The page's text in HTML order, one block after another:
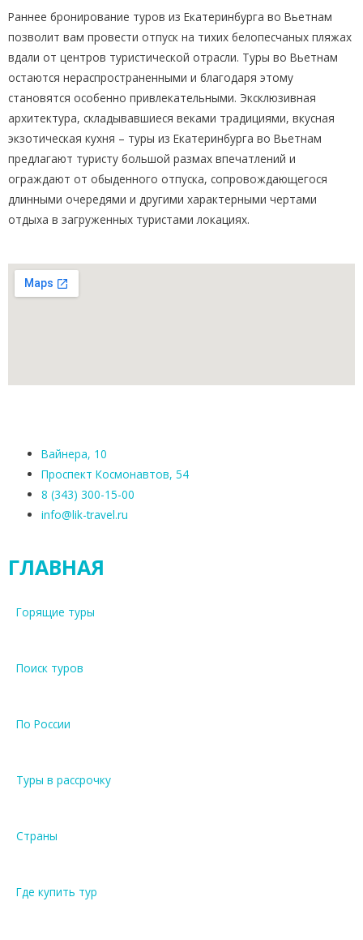
Раннее бронирование туров из Екатеринбурга во Вьетнам
позволит вам провести отпуск на тихих белопесчаных пляжах
вдали от центров туристической отрасли. Туры во Вьетнам
остаются нераспространенными и благодаря этому
становятся особенно привлекательными. Эксклюзивная
архитектура, складывавшиеся веками традициями, вкусная
экзотическая кухня – туры из Екатеринбурга во Вьетнам
предлагают туристу большой размах впечатлений и
ограждают от обыденного отпуска, сопровождающегося
длинными очередями и другими характерными чертами
отдыха в загруженных туристами локациях.
Вайнера, 10
Проспект Космонавтов, 54
8 (343) 300-15-00
info@lik-travel.ru
ГЛАВНАЯ
Горящие туры
Поиск туров
По России
Туры в рассрочку
Страны
Где купить тур